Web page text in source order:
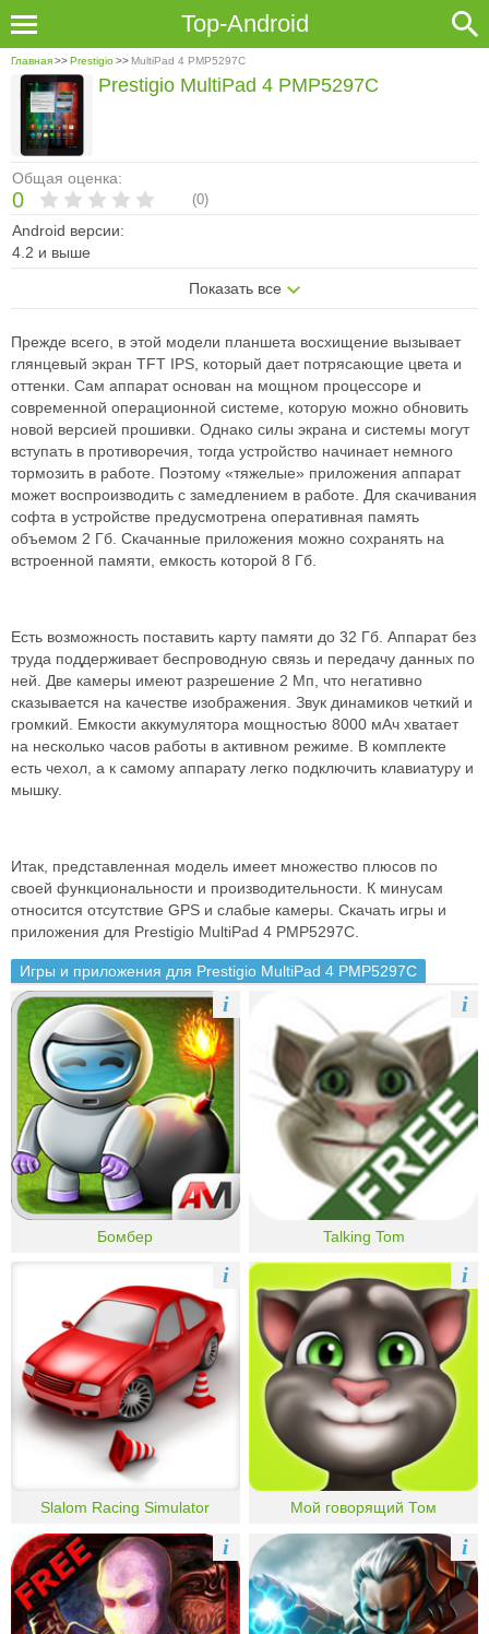
Top-Android
Главная>>Prestigio>> MultiPad 4 PMP5297C
Общая оценка:
0 (0)
Android версии:
4.2 и выше
Показать все
Prestigio MultiPad 4 PMP5297C
Прежде всего, в этой модели планшета восхищение вызывает
глянцевый экран TFT IPS, который дает потрясающие цвета и
оттенки. Сам аппарат основан на мощном процессоре и
современной операционной системе, которую можно обновить
новой версией прошивки. Однако силы экрана и системы могут
вступать в противоречия, тогда устройство начинает немного
тормозить в работе. Поэтому «тяжелые» приложения аппарат
может воспроизводить с замедлением в работе. Для скачивания
софта в устройстве предусмотрена оперативная память
объемом 2 Гб. Скачанные приложения можно сохранять на
встроенной памяти, емкость которой 8 Гб.
Есть возможность поставить карту памяти до 32 Гб. Аппарат без
труда поддерживает беспроводную связь и передачу данных по
ней. Две камеры имеют разрешение 2 Мп, что негативно
сказывается на качестве изображения. Звук динамиков четкий и
громкий. Емкости аккумулятора мощностью 8000 мАч хватает
на несколько часов работы в активном режиме. В комплекте
есть чехол, а к самому аппарату легко подключить клавиатуру и
мышку.
Итак, представленная модель имеет множество плюсов по
своей функциональности и производительности. К минусам
относится отсутствие GPS и слабые камеры. Скачать игры и
приложения для Prestigio MultiPad 4 PMP5297C.
Игры и приложения для Prestigio MultiPad 4 PMP5297C
Бомбер
i
Talking Tom
i
Slalom Racing Simulator
i
Мой говорящий Том
i
i i